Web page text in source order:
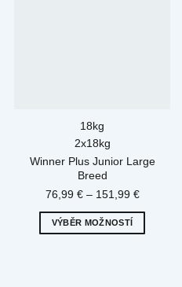
18kg
2x18kg
Winner Plus Junior Large
Breed
76,99 € – 151,99 €Rozpětí
cen:
VÝBĚR MOŽNOSTÍ